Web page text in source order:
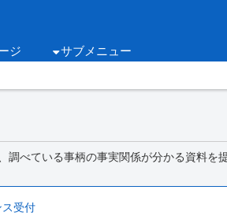
ジ サブメニュー
べている事柄の事実関係が分かる資料
ス受付